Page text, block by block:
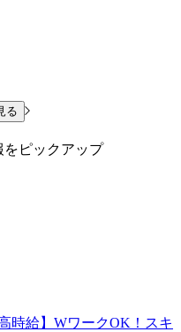
る
ピックアップ
時給】WワークOK！スキ